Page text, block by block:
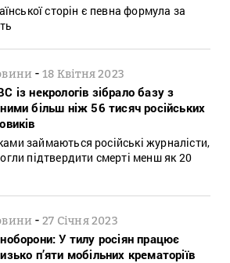
сторін є певна формула за
-18 Квітня 2023
із некрологів зібрало базу з
більш ніж 56 тисяч російських
займаються російські журналісти,
підтвердити смерті менш як 20
-27 Січня 2023
У тилу росіян працює
п’яти мобільних крематоріїв